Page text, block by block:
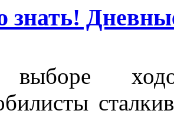
знать!